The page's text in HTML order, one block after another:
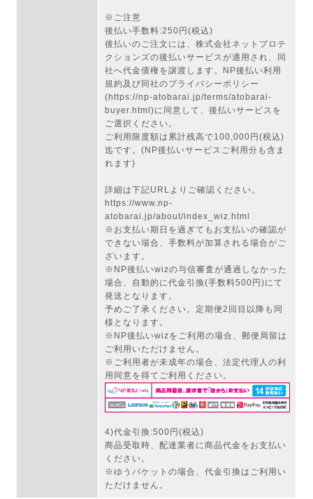
※ご注意
後払い手数料:250円(税込)
後払いのご注文には、株式会社ネットプロテ
クションズの後払いサービスが適用され、同
社へ代金債権を譲渡します。
NP後払い利用
規約及び同社のプライバシーポリシー
(https://np-atobarai.jp/terms/atobarai-
buyer.html)に同意して、後払いサービスを
ご選択ください。
ご利用限度額は累計残高で100,000円(税込)
迄です。(NP後払いサービスご利用分も含ま
れます)
詳細は下記URLよりご確認ください。
https://www.np-
atobarai.jp/about/index_wiz.html
※お支払い期日を過ぎてもお支払いの確認が
できない場合、手数料が加算される場合がご
ざいます。
※NP後払いwizの与信審査が通過しなかった
場合、自動的に代金引換(手数料500円)にて
発送となります。
予めご了承ください。定期便2回目以降も同
様となります。
※NP後払いwizをご利用の場合、郵便局留は
ご利用いただけません。
※ご利用者が未成年の場合、法定代理人の利
用同意を得てご利用ください。
4)代金引換:500円(税込)
商品受取時、配達業者に商品代金をお支払い
ください。
※ゆうパケットの場合、代金引換はご利用い
ただけません。